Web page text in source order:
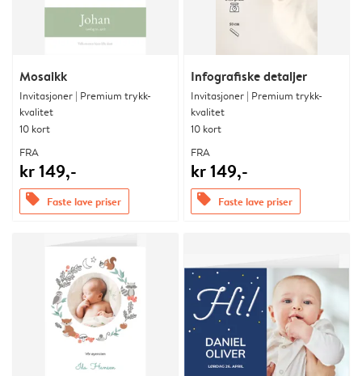
Mosaikk
Invitasjoner | Premium trykk-
kvalitet
10 kort
FRA
kr 149,-
offers Faste lave priser
Infografiske detaljer
Invitasjoner | Premium trykk-
kvalitet
10 kort
FRA
kr 149,-
offers Faste lave priser